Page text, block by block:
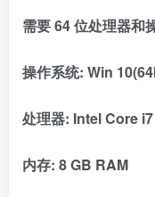
需要 64 位处理器和
操作系统: Win
处理器: Intel Core
内存: 8 GB RAM